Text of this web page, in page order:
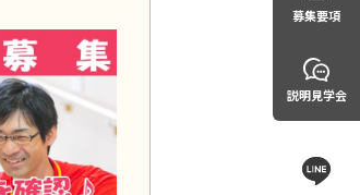
募集要項
説明見学会